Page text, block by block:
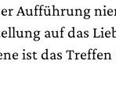
Aufführung
auf das
ist das